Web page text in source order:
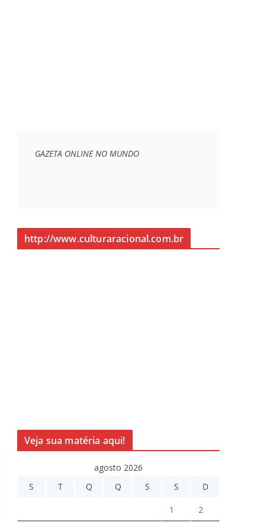
GAZETA ONLINE NO MUNDO
http://www.culturaracional.com.br
Veja sua matéria aqui!
agosto 2026
S
T Q Q S S D
1 2